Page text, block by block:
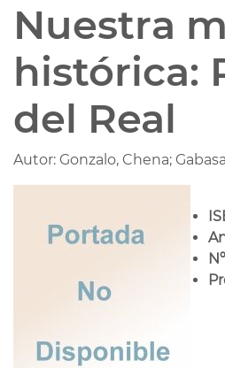
Nuestra
histórica:
del Real
Autor: Gonzalo, Chena;